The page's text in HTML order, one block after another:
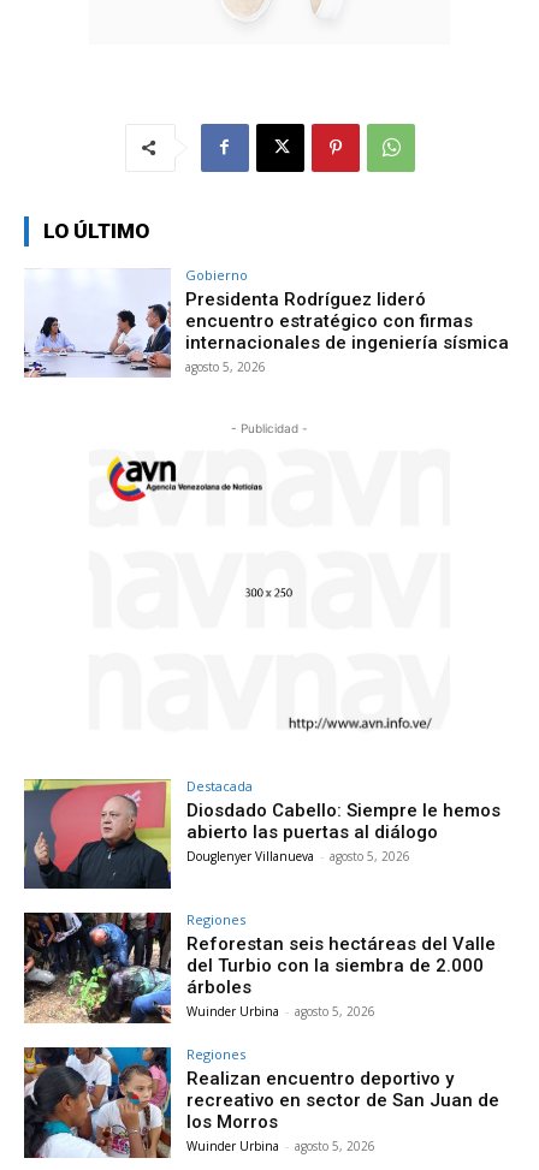
LO ÚLTIMO
Gobierno
Presidenta Rodríguez lideró
encuentro estratégico con firmas
internacionales de ingeniería sísmica
agosto 5, 2026
- Publicidad -
Destacada
Diosdado Cabello: Siempre le hemos
abierto las puertas al diálogo
Douglenyer Villanueva - agosto 5, 2026
Regiones
Reforestan seis hectáreas del Valle
del Turbio con la siembra de 2.000
árboles
Wuinder Urbina - agosto 5, 2026
Regiones
Realizan encuentro deportivo y
recreativo en sector de San Juan de
los Morros
Wuinder Urbina - agosto 5, 2026